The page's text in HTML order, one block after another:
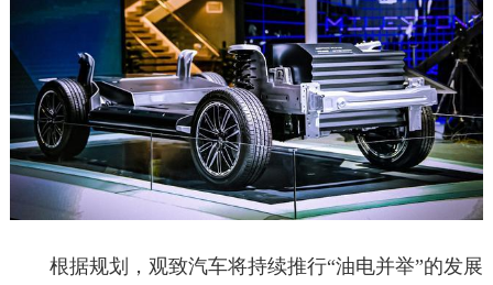
根据规划，观致汽车将持续推行“油电并举”的发展